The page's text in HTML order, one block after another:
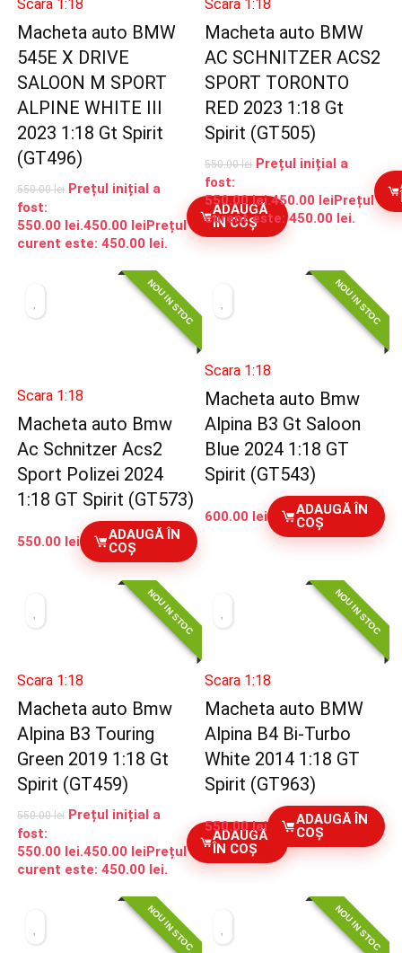
Scara 1:18
Macheta auto BMW
545E X DRIVE
SALOON M SPORT
ALPINE WHITE III
2023 1:18 Gt Spirit
(GT496)
550.00lei Prețul inițial a
fost:
550.00 lei.450.00 leiPrețul
curent este: 450.00 lei.
ADAUGĂ
ÎN COȘ
Scara 1:18
Macheta auto BMW
AC SCHNITZER ACS2
SPORT TORONTO
RED 2023 1:18 Gt
Spirit (GT505)
550.00lei Prețul inițial a
fost:
550.00 lei.450.00 leiPrețul
curent este: 450.00 lei.
NOU IN STOC
Scara 1:18
Macheta auto Bmw
Ac Schnitzer Acs2
Sport Polizei 2024
1:18 GT Spirit (GT573)
550.00 lei
ADAUGĂ ÎN
COȘ
NOU IN STOC
Scara 1:18
Macheta auto Bmw
Alpina B3 Gt Saloon
Blue 2024 1:18 GT
Spirit (GT543)
600.00 lei
ADAUGĂ ÎN
COȘ
NOU IN STOC
Scara 1:18
Macheta auto Bmw
Alpina B3 Touring
Green 2019 1:18 Gt
Spirit (GT459)
550.00lei Prețul inițial a
fost:
550.00 lei.450.00 leiPrețul
curent este: 450.00 lei.
ADAUGĂ
ÎN COȘ
NOU IN STOC
Scara 1:18
Macheta auto BMW
Alpina B4 Bi-Turbo
White 2014 1:18 GT
Spirit (GT963)
550.00lei
ADAUGĂ ÎN
COȘ
NOU IN STOC NOU IN STOC